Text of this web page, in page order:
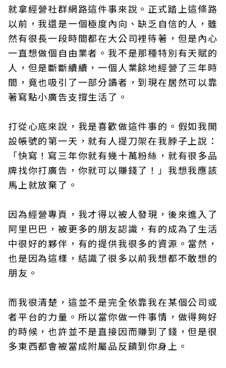
就拿經營社群網路這件事來說。正式踏上這條路
以前，我還是一個極度內向、缺乏自信的人，雖
然有很長一段時間都在大公司裡待著，但是內心
一直想做個自由業者。我不是那種特別有天賦的
人，但是斷斷續續，一個人業餘地經營了三年時
間，竟也吸引了一部分讀者，到現在居然可以靠
著寫點小廣告支撐生活了。
打從心底來說，我是喜歡做這件事的。假如我開
設帳號的第一天，就有人提刀架在我脖子上說：
「快寫！寫三年你就有幾十萬粉絲，就有很多品
牌找你打廣告，你就可以賺錢了！」我想我應該
馬上就放棄了。
因為經營專頁，我才得以被人發現，後來進入了
阿里巴巴，被更多的朋友認識，有的成為了生活
中很好的夥伴，有的提供我很多的資源。當然，
也是因為這樣，結識了很多以前我想都不敢想的
朋友。
而我很清楚，這並不是完全依靠我在某個公司或
者平台的力量。所以當你做一件事情，做得夠好
的時候，也許並不是直接因而賺到了錢，但是很
多東西都會被當成附屬品反饋到你身上。